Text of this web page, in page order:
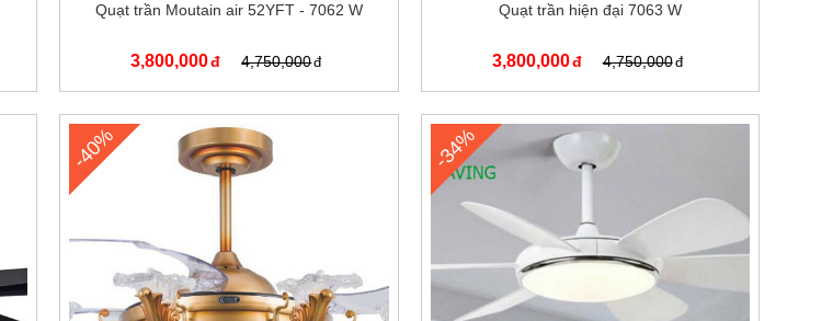
Quạt trần Moutain air 52YFT - 7062 W
3,800,000 4,750,000
Quạt trần hiện đại 7063 W
3,800,000 4,750,000
-40% -34%